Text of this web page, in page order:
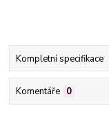
Kompletní specifikace
Komentáře 0